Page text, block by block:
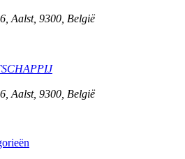
Aalst, 9300 België
Aalst, 9300 België